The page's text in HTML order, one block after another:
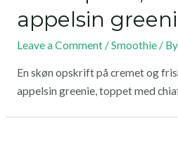
appelsin
Leave a Comment /Smoothie/ By
En skøn opskrift på cremet og
appelsin greenie, toppet med